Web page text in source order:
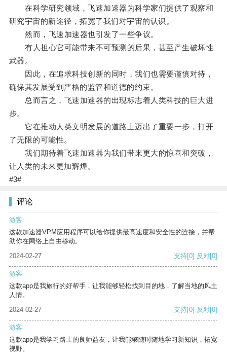
在科学研究领域，飞速加速器为科学家们提供了观察和
研究宇宙的新途径，拓宽了我们对宇宙的认识。
然而，飞速加速器也引发了一些争议。
有人担心它可能带来不可预测的后果，甚至产生破坏性
武器。
因此，在追求科技创新的同时，我们也需要谨慎对待，
确保其发展受到严格的监管和道德的约束。
总而言之，飞速加速器的出现标志着人类科技的巨大进
步。
它在推动人类文明发展的道路上迈出了重要一步，打开
了无限的可能性。
我们期待着飞速加速器为我们带来更大的惊喜和突破，
让人类的未来更加辉煌。
#3#
评论
游客
这款加速器VPM应用程序可以给你提供最高速度和安全性的连接，并帮
助你在网络上自由移动。
2024-02-27
支持[0] 反对[0]
游客
这款app是我旅行的好帮手，让我能够轻松找到目的地，了解当地的风土
人情。
2024-02-27
支持[0] 反对[0]
游客
这款app是我学习路上的良师益友，让我能够随时随地学习新知识，拓宽
视野。